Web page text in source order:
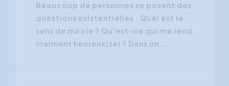
Beaucoup de personnes se posent des
questions existentielles : Quel est le
sens de ma vie ? Qu'est-ce qui me rend
vraiment heureux(se) ? Dans un...